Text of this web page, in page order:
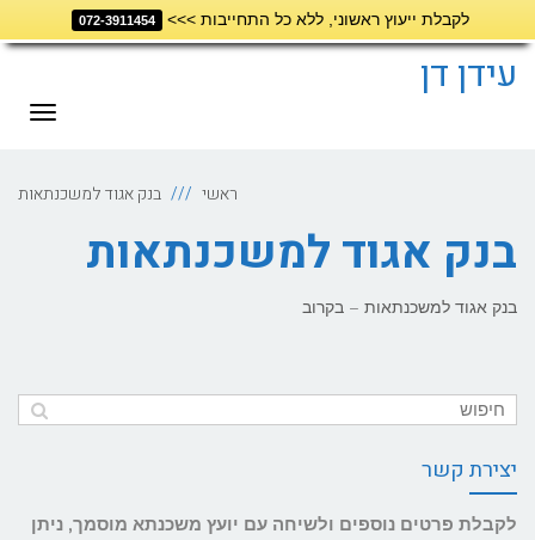
לקבלת ייעוץ ראשוני, ללא כל התחייבות >>> 072-3911454
לתוכןעידן דן
ראשי בנק אגוד למשכנתאות
בנק אגוד למשכנתאות
בנק אגוד למשכנתאות – בקרוב
יצירת קשר
לקבלת פרטים נוספים ולשיחה עם יועץ משכנתא מוסמך, ניתן